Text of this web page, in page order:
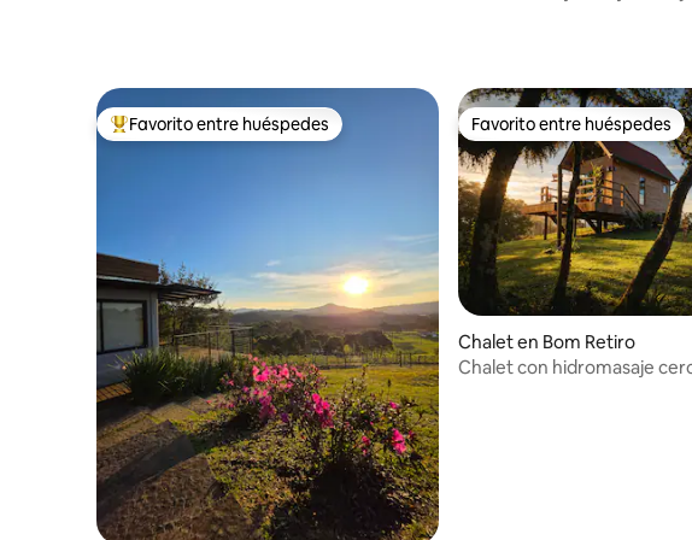
De los mejores en Favorito entre huéspedes
Favorito entre huéspedes Favorito entre huéspedes
Favorito entre huéspedes
Chalet en Bom Retiro
Chalet con hidromasaje